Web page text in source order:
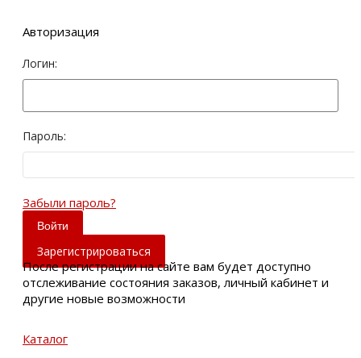
Авторизация
Логин:
Пароль:
Забыли пароль?
Зарегистрироваться
После регистрации на сайте вам будет доступно
отслеживание состояния заказов, личный кабинет и
другие новые возможности
Каталог